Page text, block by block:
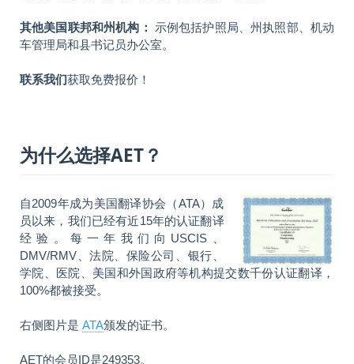
其他美国联邦和州机构： 示例包括护照局、州执照部、机动
车管理局和县书记员办公室。
联系我们获取免费报价！
为什么选择AET？
自2009年成为美国翻译协会（ATA）成
员以来，我们已经有近15年的认证翻译
经验。每一年我们向USCIS、
DMV/RMV、法院、保险公司、银行、
学院、医院、美国和外国政府等机构提交数千份认证翻译，
100%都被接受。
右侧图片是 ATA颁发的证书。
AET的会员ID是249353。